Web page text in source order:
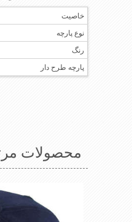
خاصیت
نوع پارچه
رنگ
پارچه طرح دار
محصولات